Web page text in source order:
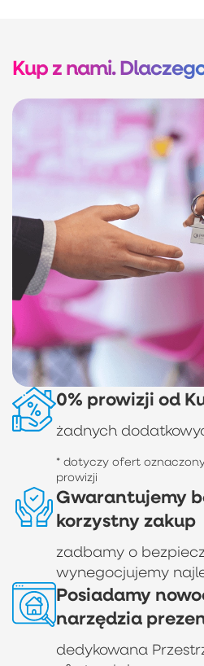
Kup z nami.
0% prowizji od
żadnych
* dotyczy ofert
prowizji
Gwarantujemy
korzystny zakup
zadbamy o
wynegocjujemy
Posiadamy
narzędzia
dedykowana